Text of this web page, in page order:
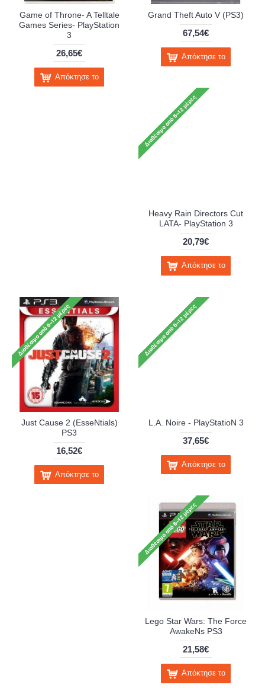
Game of Throne- A Telltale
Games Series- PlayStation
3
26,65€
Απόκτησε το
Grand Theft Auto V (PS3)
67,54€
Απόκτησε το
Heavy Rain Directors Cut
LATA- PlayStation 3
20,79€
Απόκτησε το
Just Cause 2 (EsseNtials)
PS3
16,52€
Απόκτησε το
L.A. Noire - PlayStatioN 3
37,65€
Απόκτησε το
Lego Star Wars: The Force
AwakeNs PS3
21,58€
Απόκτησε το